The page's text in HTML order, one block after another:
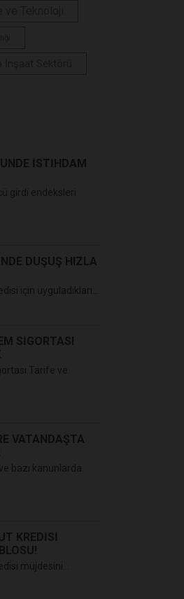
İSTİHDAM
girdi endeksleri
DÜŞÜŞ HIZLA
için uyguladıkları...
SİGORTASI
Tarife ve
VATANDAŞTA
bazı kanunlarda
KREDISI
müjdesini...